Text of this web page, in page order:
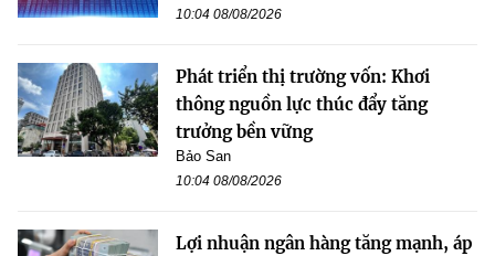
10:04 08/08/2026
Phát triển thị trường vốn: Khơi
thông nguồn lực thúc đẩy tăng
trưởng bền vững
Bảo San
10:04 08/08/2026
Lợi nhuận ngân hàng tăng mạnh, áp